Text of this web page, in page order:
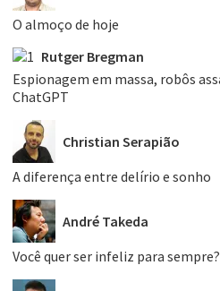
O almoço de hoje
Rutger Bregman
Espionagem em massa, robôs
ChatGPT
Christian Serapião
A diferença entre delírio e sonho
André Takeda
Você quer ser infeliz para sempre?